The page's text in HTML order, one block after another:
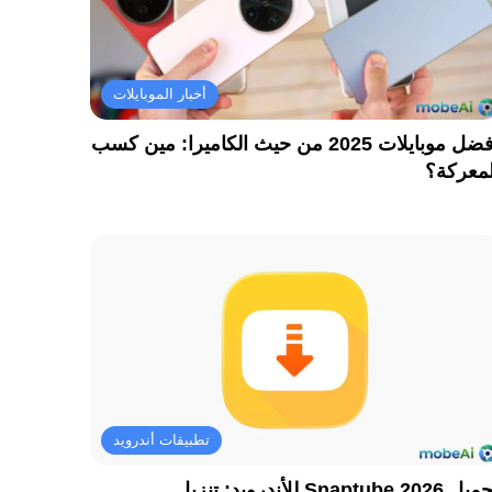
أخبار الموبايلات
أفضل موبايلات 2025 من حيث الكاميرا: مين كسب
تطبيقات أندرويد